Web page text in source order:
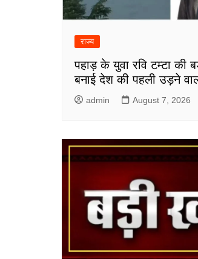
राज्य
पहाड़ के युवा रवि टम्टा की
बनाई देश की पहली उड़ने
admin August 7, 2026